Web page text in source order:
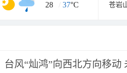
28 / 37°C 苍岩
台风“灿鸿”向西北方向移动